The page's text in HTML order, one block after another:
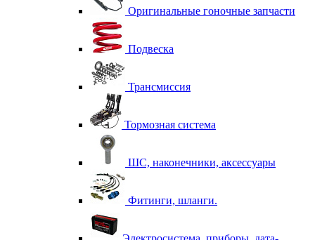
Оригинальные гоночные запчасти
Подвеска
Трансмиссия
Тормозная система
ШС, наконечники, аксессуары
Фитинги, шланги.